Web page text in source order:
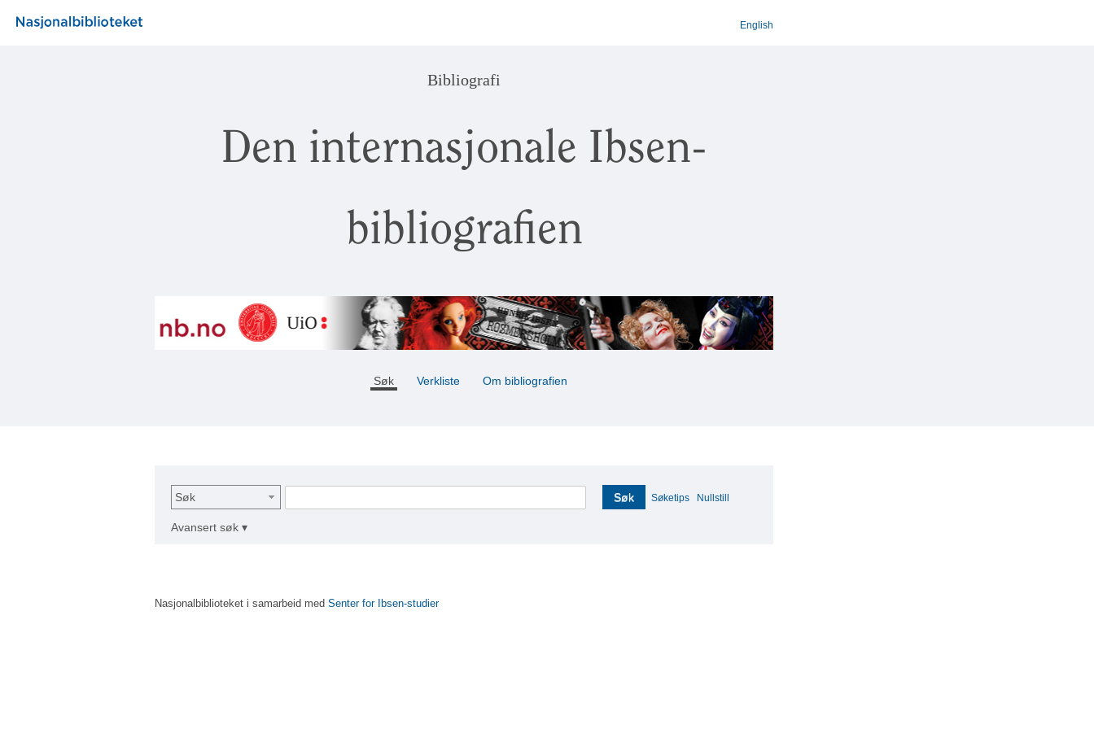
English
Bibliografi
Den internasjonale Ibsen-
bibliografien
Søk Verkliste Om bibliografien
Søk Søk Søketips Nullstill
Avansert søk ▾
Nasjonalbiblioteket i samarbeid med Senter for Ibsen-studier